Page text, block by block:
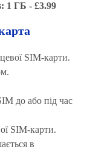
1 ГБ - £3.99
SIM-карти.
до або під час
SIM-карти.
в